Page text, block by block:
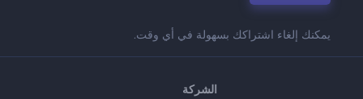
يمكنك إلغاء اشتراكك بسهولة في أي وقت.
الشركة